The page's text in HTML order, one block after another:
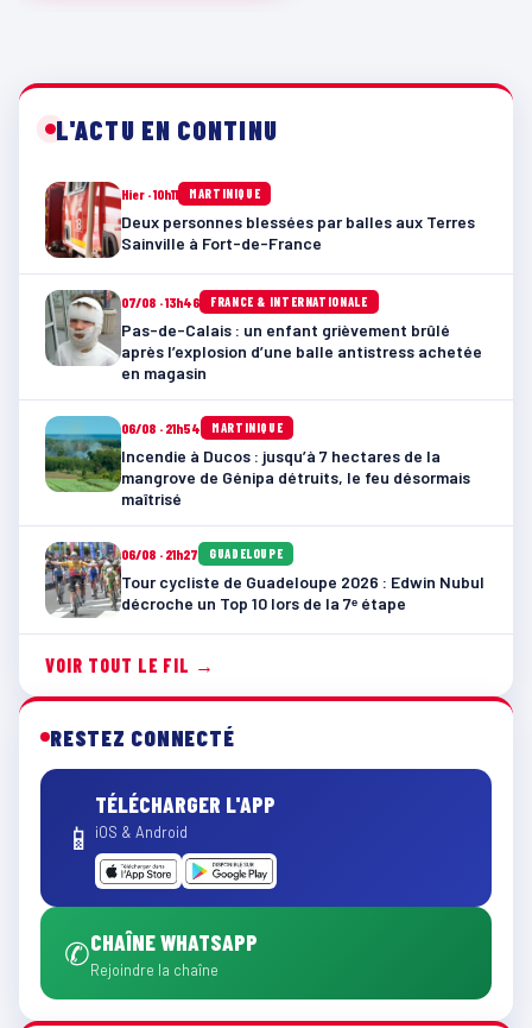
L'ACTU EN CONTINU
Hier · 10h11 MARTINIQUE
Deux personnes blessées par balles aux Terres
Sainville à Fort-de-France
07/08 · 13h46 FRANCE & INTERNATIONALE
Pas-de-Calais : un enfant grièvement brûlé
après l’explosion d’une balle antistress achetée
en magasin
06/08 · 21h54 MARTINIQUE
Incendie à Ducos : jusqu’à 7 hectares de la
mangrove de Génipa détruits, le feu désormais
maîtrisé
06/08 · 21h27 GUADELOUPE
Tour cycliste de Guadeloupe 2026 : Edwin Nubul
décroche un Top 10 lors de la 7ᵉ étape
VOIR TOUT LE FIL →
RESTEZ CONNECTÉ
📱
TÉLÉCHARGER L'APP
iOS & Android
✆CHAÎNE WHATSAPP
Rejoindre la chaîne